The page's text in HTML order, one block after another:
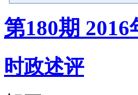
第180期 2016
时政述评